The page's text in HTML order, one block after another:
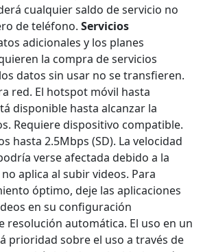
cualquier saldo de servicio no
de teléfono. Servicios
adicionales y los planes
la compra de servicios
los datos sin usar no se transfieren.
red. El hotspot móvil hasta
disponible hasta alcanzar la
Requiere dispositivo compatible.
hasta 2.5Mbps (SD). La velocidad
verse afectada debido a la
aplica al subir videos. Para
óptimo, deje las aplicaciones
en su configuración
resolución automática. El uso en un
prioridad sobre el uso a través de